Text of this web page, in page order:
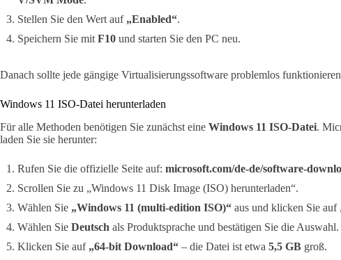
Stellen Sie den Wert auf „Enabled“.
Speichern Sie mit F10 und starten Sie den PC neu.
Danach sollte jede gängige Virtualisierungssoftware problemlos
Windows 11 ISO-Datei herunterladen
Für alle Methoden benötigen Sie zunächst eine Windows 11 ISO-Datei.
laden Sie sie herunter:
Rufen Sie die offizielle Seite auf: microsoft.com/de-de/software-
Scrollen Sie zu „Windows 11 Disk Image (ISO) herunterladen“.
Wählen Sie „Windows 11 (multi-edition ISO)“ aus und klicken Sie auf
Wählen Sie Deutsch als Produktsprache und bestätigen Sie die Auswahl.
Klicken Sie auf „64-bit Download“ – die Datei ist etwa 5,5 GB groß.